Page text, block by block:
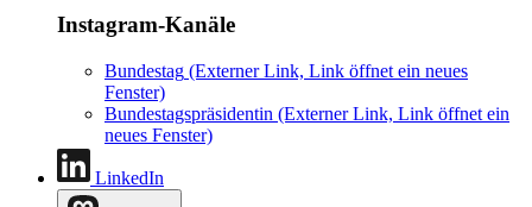
Instagram-Kanäle
Bundestag (Externer Link, Link öffnet ein neues
Fenster)
Bundestagspräsidentin (Externer Link, Link öffnet ein
neues Fenster)
LinkedIn